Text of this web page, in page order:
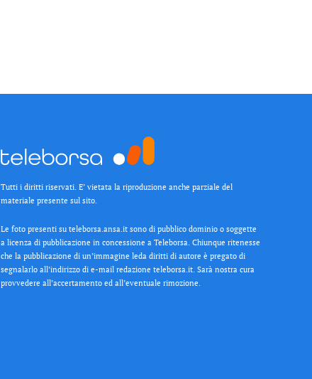
Tutti i diritti riservati. E’ vietata la riproduzione anche parziale del
materiale presente sul sito.
Le foto presenti su teleborsa.ansa.it sono di pubblico dominio o soggette
a licenza di pubblicazione in concessione a Teleborsa. Chiunque ritenesse
che la pubblicazione di un’immagine leda diritti di autore è pregato di
segnalarlo all’indirizzo di e-mail redazione teleborsa.it. Sarà nostra cura
provvedere all’accertamento ed all’eventuale rimozione.